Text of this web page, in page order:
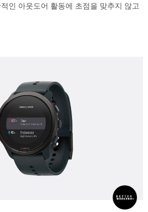
인 아웃도어 활동에 초점을 맞추지 않고